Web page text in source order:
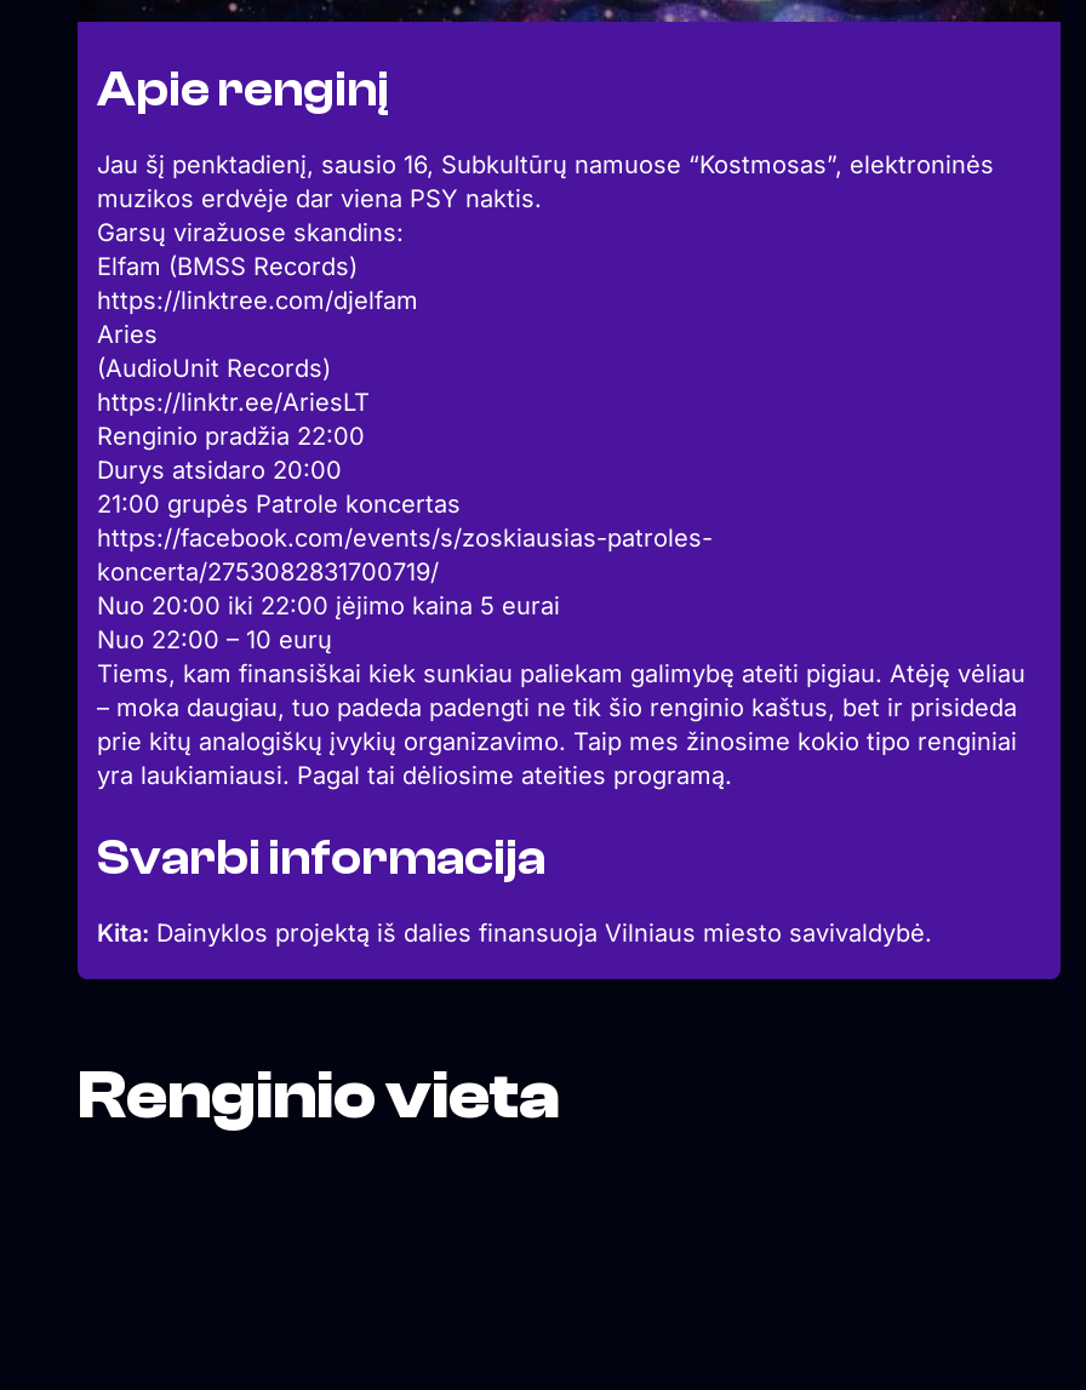
Apie renginį
Jau šį penktadienį, sausio 16, Subkultūrų namuose “Kostmosas”, elektroninės
muzikos erdvėje dar viena PSY naktis.
Garsų viražuose skandins:
Elfam (BMSS Records)
https://linktree.com/djelfam
Aries
(AudioUnit Records)
https://linktr.ee/AriesLT
Renginio pradžia 22:00
Durys atsidaro 20:00
21:00 grupės Patrole koncertas
https://facebook.com/events/s/zoskiausias-patroles-
koncerta/2753082831700719/
Nuo 20:00 iki 22:00 įėjimo kaina 5 eurai
Nuo 22:00 – 10 eurų
Tiems, kam finansiškai kiek sunkiau paliekam galimybę ateiti pigiau. Atėję vėliau
– moka daugiau, tuo padeda padengti ne tik šio renginio kaštus, bet ir prisideda
prie kitų analogiškų įvykių organizavimo. Taip mes žinosime kokio tipo renginiai
yra laukiamiausi. Pagal tai dėliosime ateities programą.
Svarbi informacija
Kita: Dainyklos projektą iš dalies finansuoja Vilniaus miesto savivaldybė.
Renginio vieta